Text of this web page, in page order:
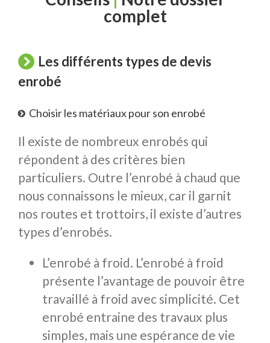
complet
Les différents types de devis
enrobé
Choisir les matériaux pour son enrobé
Il existe de nombreux enrobés qui
répondent à des critères bien
particuliers. Outre l’enrobé à chaud que
nous connaissons le mieux, car il garnit
nos routes et trottoirs, il existe d’autres
types d’enrobés.
L’enrobé à froid. L’enrobé à froid
présente l’avantage de pouvoir être
travaillé à froid avec simplicité. Cet
enrobé entraine des travaux plus
simples, mais une espérance de vie